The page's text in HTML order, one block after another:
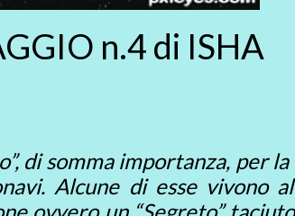
n.4 di ISHA
di somma importanza, per
Alcune di esse vivono